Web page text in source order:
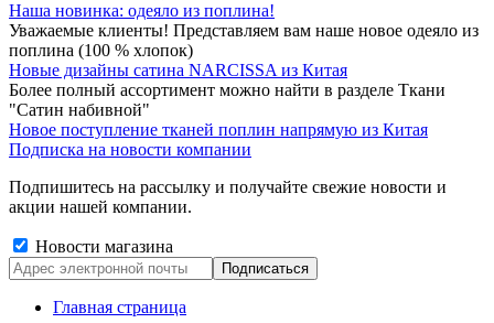
Наша новинка: одеяло из поплина!
Уважаемые клиенты! Представляем вам наше новое одеяло из
поплина (100 % хлопок)
Новые дизайны сатина NARCISSA из Китая
Более полный ассортимент можно найти в разделе Ткани
"Сатин набивной"
Новое поступление тканей поплин напрямую из Китая
Подписка на новости компании
Подпишитесь на рассылку и получайте свежие новости и
акции нашей компании.
Новости магазина
Главная страница